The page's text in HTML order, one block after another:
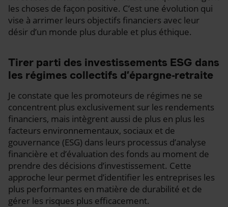
les choses de façon positive. C’est une évolution qui
vise à arrimer leurs objectifs financiers avec leur
désir d’un monde plus durable et plus éthique.
Tirer parti des investissements ESG dans
les régimes collectifs d’épargne-retraite
Je constate que les promoteurs de régimes ne se
concentrent plus exclusivement sur les rendements
financiers, mais intègrent aussi de plus en plus les
facteurs environnementaux, sociaux et de
gouvernance (ESG) dans leurs processus d’analyse
financière et d’évaluation des fonds au moment de
prendre des décisions d’investissement. Cette
approche leur permet d’identifier les entreprises les
plus performantes en matière de durabilité et de
gérer les risques plus efficacement.